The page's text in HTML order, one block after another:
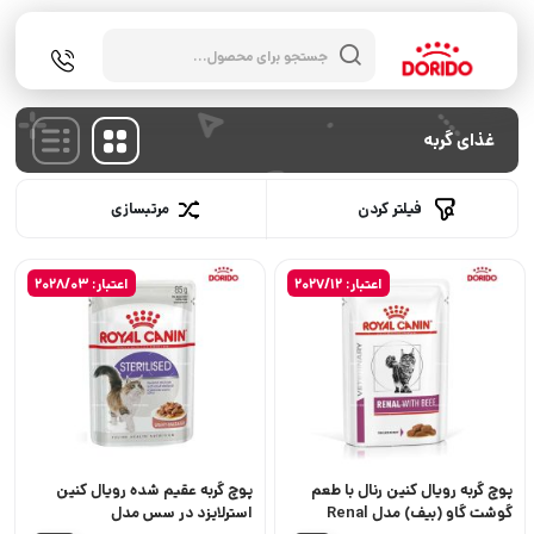
محصولات
غذای گربه
مرتبسازی فیلتر کردن
اعتبار: 2027/12
پوچ گربه رویال کنین رنال با طعم
گوشت گاو (بیف) مدل Renal
اعتبار: 2028/03
پوچ گربه عقیم شده رویال کنین
استرلایزد در سس مدل